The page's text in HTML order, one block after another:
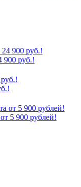
900 руб.!
5 900 рублей!